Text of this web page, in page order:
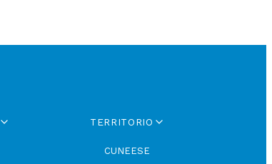
TERRITORIO
CUNEESE